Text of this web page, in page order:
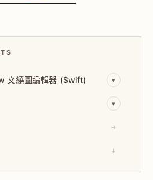
文繞圖編輯器 (Swift) ▾
▾
→
↓